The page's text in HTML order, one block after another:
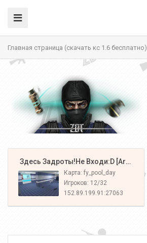
Главная страница (скачать кс 1.6 бесплатно)
️ Здесь Задроты!Не Входи:D [Army#1]
Карта: fy_pool_day
Игроков: 12/32
152.89.199.91:27063